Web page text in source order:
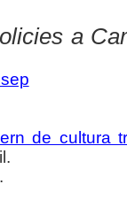
a
de cultura